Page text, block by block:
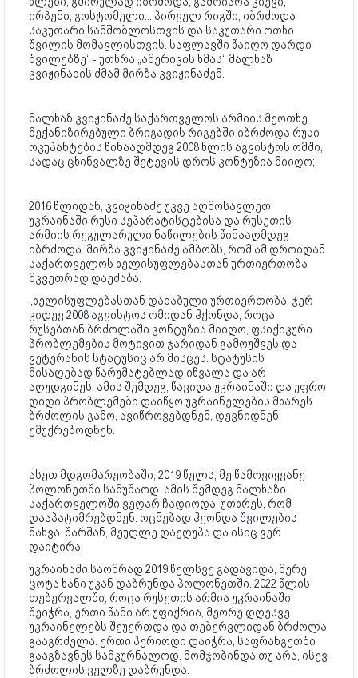
ირპენი, გოსტომელი... პირველ რიგში, იბრძოდა
საკუთარი სამშობლოსთვის და საკუთარი ოთხი
შვილის მომავლისთვის. საფლავში წაიღო დარდი
შვილებზე“ - უთხრა „ამერიკის ხმას“ მალხაზ
კვიჟინაძის ძმამ მირზა კვიჟინაძემ.
მალხაზ კვიჟინაძე საქართველოს არმიის მეოთხე
მექანიზირებული ბრიგადის რიგებში იბრძოდა რუსი
ოკუპანტების წინააღმდეგ 2008 წლის აგვისტოს ომში,
სადაც ცხინვალზე შეტევის დროს კონტუზია მიიღო;
2016 წლიდან, კვიჟინაძე უკვე აღმოსავლეთ
უკრაინაში რუსი სეპარატისტებისა და რუსეთის
არმიის რეგულარული ნაწილების წინააღმდეგ
იბრძოდა. მირზა კვიჟინაძე ამბობს, რომ ამ დროიდან
საქართველოს ხელისუფლებასთან ურთიერთობა
მკვეთრად დაეძაბა.
„ხელისუფლებასთან დაძაბული ურთიერთობა, ჯერ
კიდევ 2008 აგვისტოს ომიდან ჰქონდა, როცა
რუსებთან ბრძოლაში კონტუზია მიიღო, ფსიქიკური
პრობლემების მოტივით ჯარიდან გამოუშვეს და
ვეტერანის სტატუსიც არ მისცეს. სტატუსის
მისაღებად წარუმატებლად იწვალა და არ
აღუდგინეს. ამის შემდეგ, წავიდა უკრაინაში და უფრო
დიდი პრობლემები დაიწყო უკრაინელების მხარეს
ბრძოლის გამო, ავიწროვებდნენ, დევნიდნენ,
ემუქრებოდნენ.
ასეთ მდგომარეობაში, 2019 წელს, მე წამოვიყვანე
პოლონეთში სამუშაოდ. ამის შემდეგ მალხაზი
საქართველოში ვეღარ ჩადიოდა, უთხრეს, რომ
დააპატიმრებდნენ. ოცნებად ჰქონდა შვილების
ნახვა. შარშან, მეუღლე დაეღუპა და ისიც ვერ
დაიტირა.
უკრაინაში საომრად 2019 წელსვე გადავიდა, მერე
ცოტა ხანი უკან დაბრუნდა პოლონეთში. 2022 წლის
თებერვალში, როცა რუსეთის არმია უკრაინაში
შეიჭრა, ერთი წამი არ უფიქრია, მეორე დღესვე
უკრაინელებს შეუერთდა და თებერვლიდან ბრძოლა
გააგრძელა. ერთი პერიოდი დაიჭრა, საფრანგეთში
გააგზავნეს სამკურნალოდ. მომჯობინდა თუ არა, ისევ
ბრძოლის ველზე დაბრუნდა.